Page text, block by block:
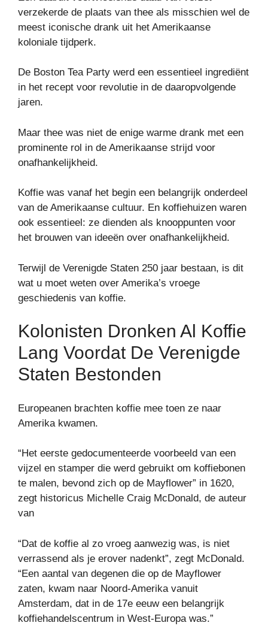
verzekerde de plaats van thee als misschien wel de
meest iconische drank uit het Amerikaanse
koloniale tijdperk.
De Boston Tea Party werd een essentieel ingrediënt
in het recept voor revolutie in de daaropvolgende
jaren.
Maar thee was niet de enige warme drank met een
prominente rol in de Amerikaanse strijd voor
onafhankelijkheid.
Koffie was vanaf het begin een belangrijk onderdeel
van de Amerikaanse cultuur. En koffiehuizen waren
ook essentieel: ze dienden als knooppunten voor
het brouwen van ideeën over onafhankelijkheid.
Terwijl de Verenigde Staten 250 jaar bestaan, is dit
wat u moet weten over Amerika’s vroege
geschiedenis van koffie.
Kolonisten Dronken Al Koffie
Lang Voordat De Verenigde
Staten Bestonden
Europeanen brachten koffie mee toen ze naar
Amerika kwamen.
“Het eerste gedocumenteerde voorbeeld van een
vijzel en stamper die werd gebruikt om koffiebonen
te malen, bevond zich op de Mayflower” in 1620,
zegt historicus Michelle Craig McDonald, de auteur
van
“Dat de koffie al zo vroeg aanwezig was, is niet
verrassend als je erover nadenkt”, zegt McDonald.
“Een aantal van degenen die op de Mayflower
zaten, kwam naar Noord-Amerika vanuit
Amsterdam, dat in de 17e eeuw een belangrijk
koffiehandelscentrum in West-Europa was.”